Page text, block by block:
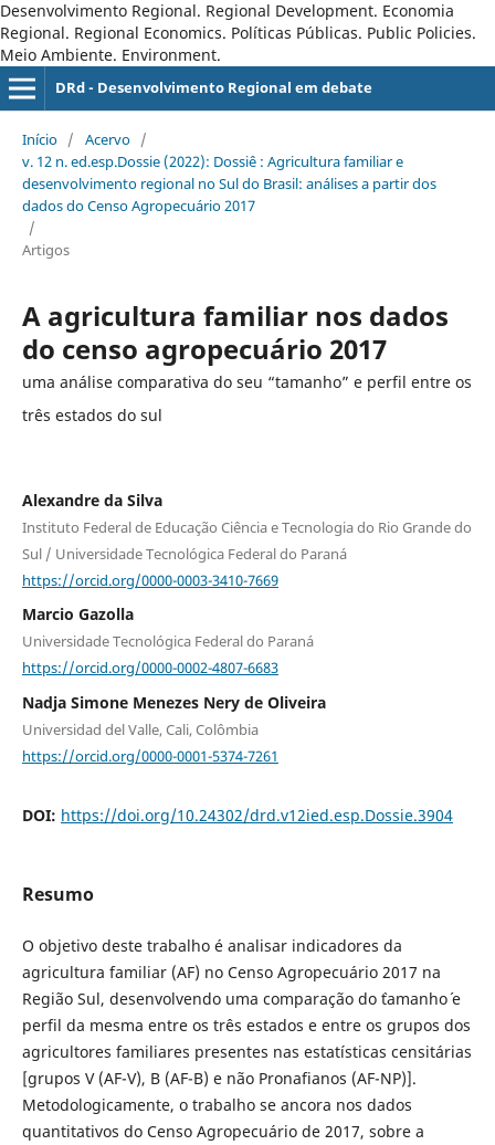
Desenvolvimento Regional. Regional Development. Economia
Regional. Regional Economics. Políticas Públicas. Public Policies.
Meio Ambiente. Environment.
DRd - Desenvolvimento Regional em debate
Início / Acervo /
v. 12 n. ed.esp.Dossie (2022): Dossiê : Agricultura familiar e
desenvolvimento regional no Sul do Brasil: análises a partir dos
dados do Censo Agropecuário 2017
/
Artigos
A agricultura familiar nos dados
do censo agropecuário 2017
uma análise comparativa do seu “tamanho” e perfil entre os
três estados do sul
Alexandre da Silva
Instituto Federal de Educação Ciência e Tecnologia do Rio Grande do
Sul / Universidade Tecnológica Federal do Paraná
https://orcid.org/0000-0003-3410-7669
Marcio Gazolla
Universidade Tecnológica Federal do Paraná
https://orcid.org/0000-0002-4807-6683
Nadja Simone Menezes Nery de Oliveira
Universidad del Valle, Cali, Colômbia
https://orcid.org/0000-0001-5374-7261
DOI: https://doi.org/10.24302/drd.v12ied.esp.Dossie.3904
Resumo
O objetivo deste trabalho é analisar indicadores da
agricultura familiar (AF) no Censo Agropecuário 2017 na
Região Sul, desenvolvendo uma comparação do `tamanho´ e
perfil da mesma entre os três estados e entre os grupos dos
agricultores familiares presentes nas estatísticas censitárias
[grupos V (AF-V), B (AF-B) e não Pronafianos (AF-NP)].
Metodologicamente, o trabalho se ancora nos dados
quantitativos do Censo Agropecuário de 2017, sobre a